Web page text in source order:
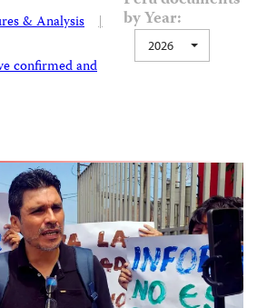
& Analysis |
confirmed and
by Year:
2026